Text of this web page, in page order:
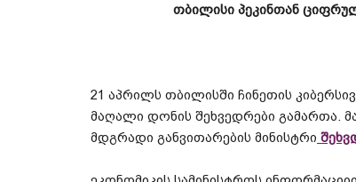
თბილისი პეკინთან
21 აპრილს თბილისში ჩინეთის
მაღალი დონის შეხვედრები გამართა
მდგრადი განვითარების მინისტრი